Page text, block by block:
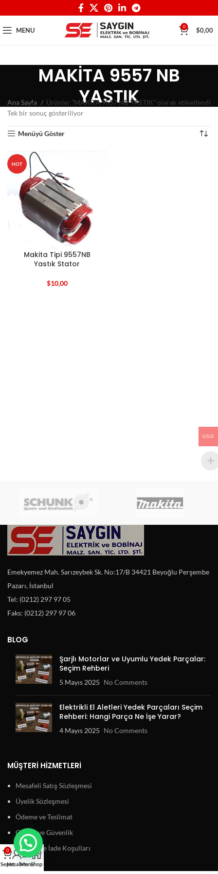
MENU 0 $0,00
MAKİTA 9557 NB
YASTIK
Ana Sayfa
Ürünler “MAKİTA 9557 NB YASTIK” olarak etiketlendi
Tek bir sonuç gösteriliyor
Menüyü Göster
HOT
Makita Tipi 9557NB
Yastık Stator
$10,00
Emekyemez Mah. Sarızeybek Sk. No:17/B 34421 Beyoğlu Perşembe
Pazarı, İstanbul
Tel: (0212) 297 97 05
Faks: (0212) 297 97 06
BLOG
Şarjlı Motorlar ve Uyumlu Yedek Parçalar:
Seçim Rehberi
5 Mayıs 2025 No Comments
Elektrikli El Aletleri Yedek Parçaları Seçim
Rehberi: Hangi Parça Ne İşe Yarar?
4 Mayıs 2025 No Comments
MÜŞTERI HIZMETLERI
Mesafeli Satış Sözleşmesi
Üyelik Sözleşmesi
Ödeme ve Teslimat
Gizlilik ve Güvenlik
Garanti ve İade Koşulları
USD
0
SepetHesabımMenuShop